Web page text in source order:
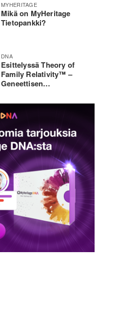
MYHERITAGE
Mikä on MyHeritage
Tietopankki?
DNA
Esittelyssä Theory of
Family Relativity™ –
Geneettisen
mullistaja